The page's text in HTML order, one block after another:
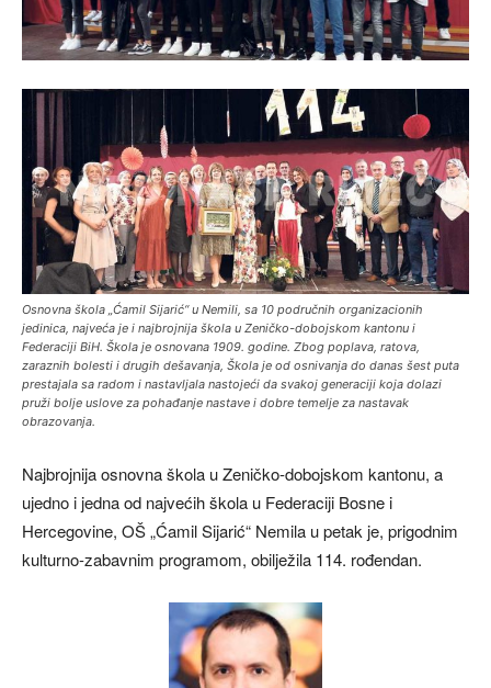
Osnovna škola „Ćamil Sijarić“ u Nemili, sa 10 područnih organizacionih
jedinica, najveća je i najbrojnija škola u Zeničko-dobojskom kantonu i
Federaciji BiH. Škola je osnovana 1909. godine. Zbog poplava, ratova,
zaraznih bolesti i drugih dešavanja, Škola je od osnivanja do danas šest puta
prestajala sa radom i nastavljala nastojeći da svakoj generaciji koja dolazi
pruži bolje uslove za pohađanje nastave i dobre temelje za nastavak
obrazovanja.
Najbrojnija osnovna škola u Zeničko-dobojskom kantonu, a
ujedno i jedna od najvećih škola u Federaciji Bosne i
Hercegovine, OŠ „Ćamil Sijarić“ Nemila u petak je, prigodnim
kulturno-zabavnim programom, obilježila 114. rođendan.